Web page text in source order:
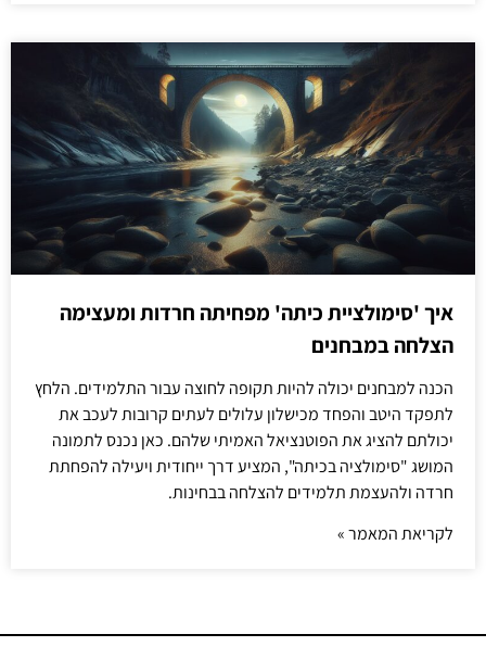
איך 'סימולציית כיתה' מפחיתה חרדות ומעצימה
הצלחה במבחנים
הכנה למבחנים יכולה להיות תקופה לחוצה עבור התלמידים. הלחץ
לתפקד היטב והפחד מכישלון עלולים לעתים קרובות לעכב את
יכולתם להציג את הפוטנציאל האמיתי שלהם. כאן נכנס לתמונה
המושג "סימולציה בכיתה", המציע דרך ייחודית ויעילה להפחתת
חרדה ולהעצמת תלמידים להצלחה בבחינות.
לקריאת המאמר »